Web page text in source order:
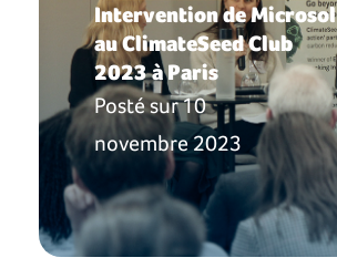
Intervention de Microsol
au ClimateSeed Club
2023 à Paris
Posté sur10
novembre 2023